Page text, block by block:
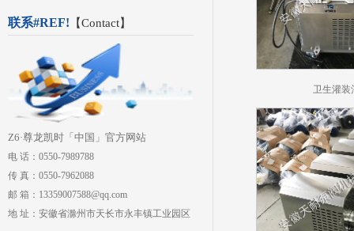
联系#REF! 【Contact】
Z6·尊龙凯时「中国」官方网站
电 话：0550-7989788
传 真：0550-7962088
邮 箱：13359007588@qq.com
地 址：安徽省滁州市天长市永丰镇工业园区
卫生灌装